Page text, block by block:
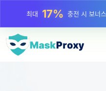
최대25%정적 IP 구매